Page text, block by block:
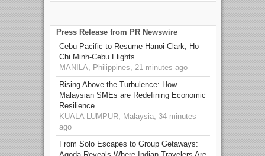
Press Release from PR Newswire
Cebu Pacific to Resume Hanoi-Clark, Ho
Chi Minh-Cebu Flights
MANILA, Philippines, 21 minutes ago
Rising Above the Turbulence: How
Malaysian SMEs are Redefining Economic
Resilience
KUALA LUMPUR, Malaysia, 34 minutes
ago
From Solo Escapes to Group Getaways: